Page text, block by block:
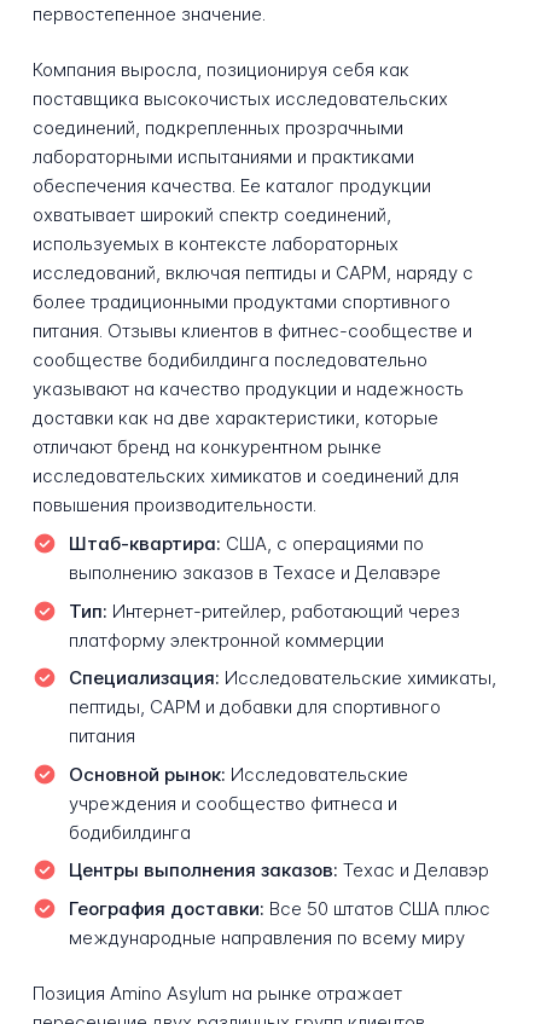
первостепенное значение.
Компания выросла, позиционируя себя как
поставщика высокочистых исследовательских
соединений, подкрепленных прозрачными
лабораторными испытаниями и практиками
обеспечения качества. Ее каталог продукции
охватывает широкий спектр соединений,
используемых в контексте лабораторных
исследований, включая пептиды и САРМ, наряду с
более традиционными продуктами спортивного
питания. Отзывы клиентов в фитнес-сообществе и
сообществе бодибилдинга последовательно
указывают на качество продукции и надежность
доставки как на две характеристики, которые
отличают бренд на конкурентном рынке
исследовательских химикатов и соединений для
повышения производительности.
Штаб-квартира: США, с операциями по
выполнению заказов в Техасе и Делавэре
Тип: Интернет-ритейлер, работающий через
платформу электронной коммерции
Специализация: Исследовательские химикаты,
пептиды, САРМ и добавки для спортивного
питания
Основной рынок: Исследовательские
учреждения и сообщество фитнеса и
бодибилдинга
Центры выполнения заказов: Техас и Делавэр
География доставки: Все 50 штатов США плюс
международные направления по всему миру
Позиция Amino Asylum на рынке отражает